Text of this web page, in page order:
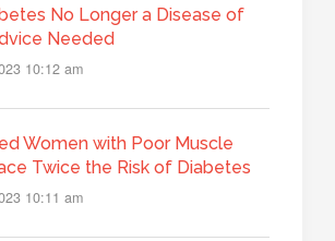
No Longer a Disease of
Needed
10:12 am
Women with Poor Muscle
Twice the Risk of Diabetes
10:11 am